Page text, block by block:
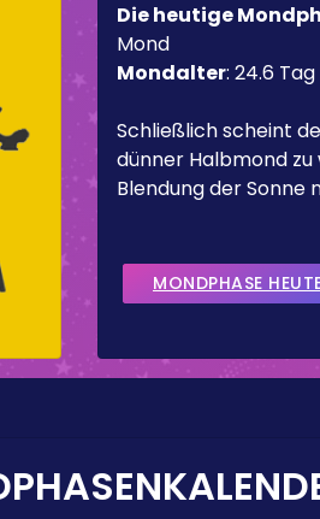
Die heutige
Mond
Mondalter: 24.6 Tag
Schließlich scheint
dünner Halbmond
Blendung der Sonne
MONDPHASE